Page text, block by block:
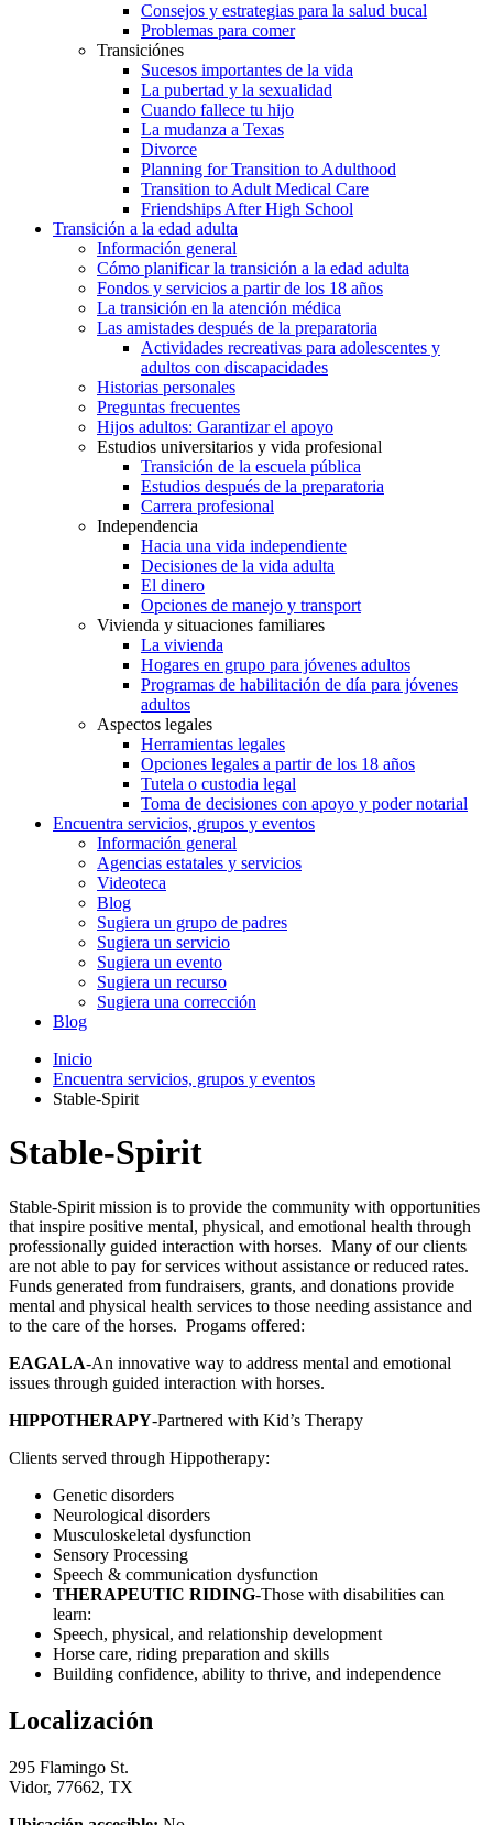
Consejos y estrategias para la salud bucal
Problemas para comer
Transiciónes
Sucesos importantes de la vida
La pubertad y la sexualidad
Cuando fallece tu hijo
La mudanza a Texas
Divorce
Planning for Transition to Adulthood
Transition to Adult Medical Care
Friendships After High School
Transición a la edad adulta
Información general
Cómo planificar la transición a la edad adulta
Fondos y servicios a partir de los 18 años
La transición en la atención médica
Las amistades después de la preparatoria
Actividades recreativas para adolescentes y
adultos con discapacidades
Historias personales
Preguntas frecuentes
Hijos adultos: Garantizar el apoyo
Estudios universitarios y vida profesional
Transición de la escuela pública
Estudios después de la preparatoria
Carrera profesional
Independencia
Hacia una vida independiente
Decisiones de la vida adulta
El dinero
Opciones de manejo y transport
Vivienda y situaciones familiares
La vivienda
Hogares en grupo para jóvenes adultos
Programas de habilitación de día para jóvenes
adultos
Aspectos legales
Herramientas legales
Opciones legales a partir de los 18 años
Tutela o custodia legal
Toma de decisiones con apoyo y poder notarial
Encuentra servicios, grupos y eventos
Información general
Agencias estatales y servicios
Videoteca
Blog
Sugiera un grupo de padres
Sugiera un servicio
Sugiera un evento
Sugiera un recurso
Sugiera una corrección
Blog
Inicio
Encuentra servicios, grupos y eventos
Stable-Spirit
Stable-Spirit
Stable-Spirit mission is to provide the community with opportunities
that inspire positive mental, physical, and emotional health through
professionally guided interaction with horses. Many of our clients
are not able to pay for services without assistance or reduced rates.
Funds generated from fundraisers, grants, and donations provide
mental and physical health services to those needing assistance and
to the care of the horses. Progams offered:
EAGALA-An innovative way to address mental and emotional
issues through guided interaction with horses.
HIPPOTHERAPY-Partnered with Kid’s Therapy
Clients served through Hippotherapy:
Genetic disorders
Neurological disorders
Musculoskeletal dysfunction
Sensory Processing
Speech & communication dysfunction
THERAPEUTIC RIDING-Those with disabilities can
learn:
Speech, physical, and relationship development
Horse care, riding preparation and skills
Building confidence, ability to thrive, and independence
Localización
295 Flamingo St.
Vidor, 77662, TX